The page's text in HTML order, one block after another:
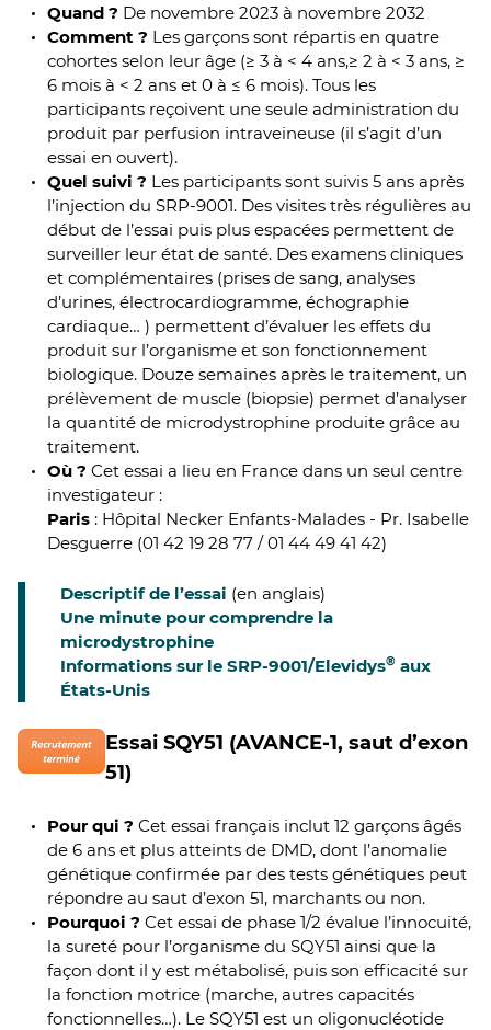
Quand ? De novembre 2023 à novembre 2032
Comment ? Les garçons sont répartis en quatre
cohortes selon leur âge (≥ 3 à < 4 ans,≥ 2 à < 3 ans, ≥
6 mois à < 2 ans et 0 à ≤ 6 mois). Tous les
participants reçoivent une seule administration du
produit par perfusion intraveineuse (il s’agit d’un
essai en ouvert).
Quel suivi ? Les participants sont suivis 5 ans après
l’injection du SRP-9001. Des visites très régulières au
début de l’essai puis plus espacées permettent de
surveiller leur état de santé. Des examens cliniques
et complémentaires (prises de sang, analyses
d’urines, électrocardiogramme, échographie
cardiaque… ) permettent d’évaluer les effets du
produit sur l’organisme et son fonctionnement
biologique. Douze semaines après le traitement, un
prélèvement de muscle (biopsie) permet d’analyser
la quantité de microdystrophine produite grâce au
traitement.
Où ? Cet essai a lieu en France dans un seul centre
investigateur :
Paris : Hôpital Necker Enfants-Malades - Pr. Isabelle
Desguerre (01 42 19 28 77 / 01 44 49 41 42)
Descriptif de l’essai (en anglais)
Une minute pour comprendre la
microdystrophine
Informations sur le SRP-9001/Elevidys® aux
États-Unis
Essai SQY51 (AVANCE-1, saut d’exon
51)
Pour qui ? Cet essai français inclut 12 garçons âgés
de 6 ans et plus atteints de DMD, dont l’anomalie
génétique confirmée par des tests génétiques peut
répondre au saut d’exon 51, marchants ou non.
Pourquoi ? Cet essai de phase 1/2 évalue l’innocuité,
la sureté pour l’organisme du SQY51 ainsi que la
façon dont il y est métabolisé, puis son efficacité sur
la fonction motrice (marche, autres capacités
fonctionnelles…). Le SQY51 est un oligonucléotide